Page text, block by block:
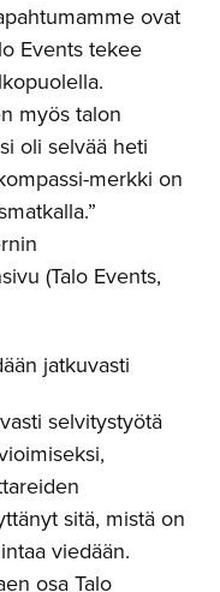
ovat
Events tekee
myös talon
oli selvää heti
merkki on
(Talo Events,
jatkuvasti
selvitystyötä
sitä, mistä on
viedään.
osa Talo